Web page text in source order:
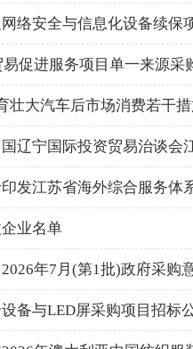
络安全与信息化设备续保
促进服务项目单一来源采
壮大汽车后市场消费若干
辽宁国际投资贸易治谈
发江苏省海外综合服务体
业名单
年7月(第1批)政府采购
备与LED屏采购项目招标